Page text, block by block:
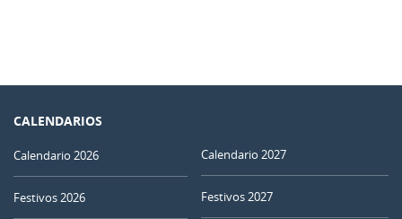
CALENDARIOS
Calendario 2026
Festivos 2026
Calendario 2027
Festivos 2027